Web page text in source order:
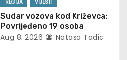
REGIJA VIJESTI
Sudar vozova kod Križevca:
Povrijeđeno 19 osoba
Aug 8, 2026 Natasa Tadic